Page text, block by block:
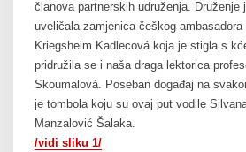
članova partnerskih udruženja. Druženje
uveličala zamjenica češkog
Kriegsheim Kadlecová koja je stigla s
pridružila se i naša draga lektorica
Skoumalová. Poseban događaj na
je tombola koju su ovaj put vodile
Manzalović Šalaka.
/vidi sliku 1/